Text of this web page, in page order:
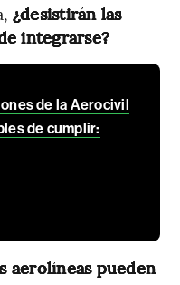
¿desistirán las
integrarse?
de la Aerocivil
de cumplir:
aerolíneas pueden